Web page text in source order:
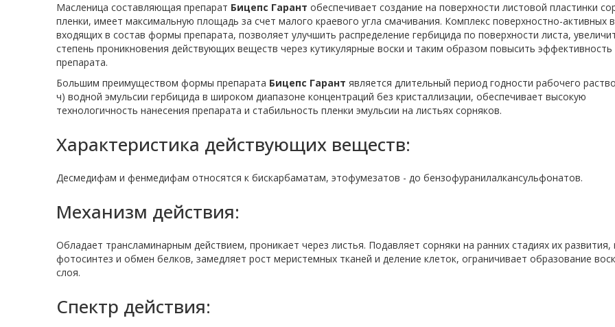
Масленица составляющая препарат Бицепс Гарант обеспечивает создание на поверхности листовой пластинки
пленки, имеет максимальную площадь за счет малого краевого угла смачивания. Комплекс поверхностно-активных
входящих в состав формы препарата, позволяет улучшить распределение гербицида по поверхности листа,
степень проникновения действующих веществ через кутикулярные воски и таким образом повысить эффективность
препарата.
Большим преимуществом формы препарата Бицепс Гарант является длительный период годности рабочего
ч) водной эмульсии гербицида в широком диапазоне концентраций без кристаллизации, обеспечивает высокую
технологичность нанесения препарата и стабильность пленки эмульсии на листьях сорняков.
Характеристика действующих веществ:
Десмедифам и фенмедифам относятся к бискарбаматам, этофумезатов - до бензофуранилалкансульфонатов.
Механизм действия:
Обладает трансламинарным действием, проникает через листья. Подавляет сорняки на ранних стадиях их развития,
фотосинтез и обмен белков, замедляет рост меристемных тканей и деление клеток, ограничивает образование
слоя.
Спектр действия: